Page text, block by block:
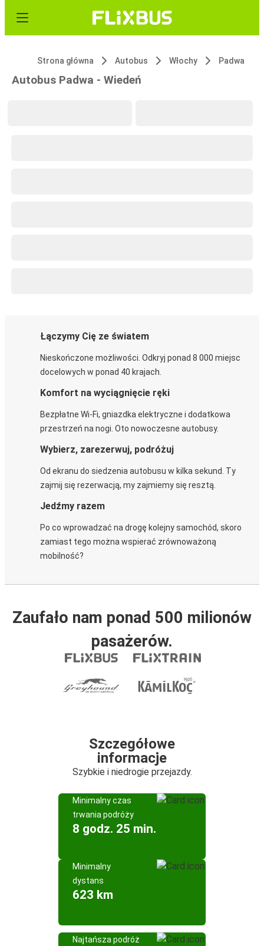
Strona główna Autobus Włochy Padwa
Autobus Padwa - Wiedeń
Łączymy Cię ze światem
Nieskończone możliwości. Odkryj ponad 8 000 miejsc
docelowych w ponad 40 krajach.
Komfort na wyciągnięcie ręki
Bezpłatne Wi-Fi, gniazdka elektryczne i dodatkowa
przestrzeń na nogi. Oto nowoczesne autobusy.
Wybierz, zarezerwuj, podróżuj
Od ekranu do siedzenia autobusu w kilka sekund. Ty
zajmij się rezerwacją, my zajmiemy się resztą.
Jedźmy razem
Po co wprowadzać na drogę kolejny samochód, skoro
zamiast tego można wspierać zrównoważoną
mobilność?
Zaufało nam ponad 500 milionów
pasażerów.
Szczegółowe
informacje
Szybkie i niedrogie przejazdy.
Minimalny czas
trwania podróży
8 godz. 25 min.
Minimalny
dystans
623 km
Najtańsza podróż